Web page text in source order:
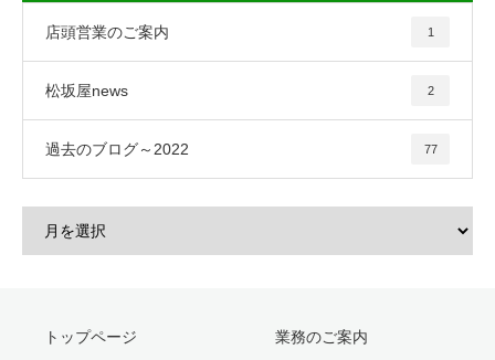
店頭営業のご案内 1
松坂屋news 2
過去のブログ～2022 77
トップページ 業務のご案内